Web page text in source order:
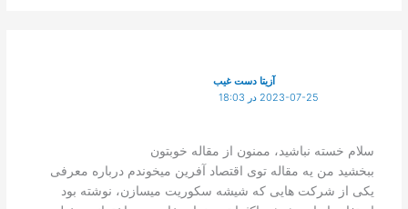
آزیتا دست غیب
2023-07-25 در 18:03
سلام خسته نباشید، ممنون از مقاله خوبتون
ببخشید من یه مقاله توی اقتصاد آفرین میخوندم درباره معرفی
یکی از شرکت هایی که شیشه سکوریت میسازن، نوشته بود